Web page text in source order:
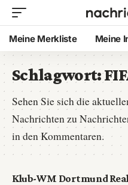
Meine Merkliste Meine
Schlagwort:
Sehen Sie sich die
Nachrichten zu
in den Kommentaren.
Klub-WM Dortmund